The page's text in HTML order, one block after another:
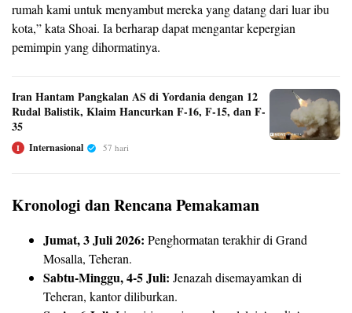
rumah kami untuk menyambut mereka yang datang dari luar ibu
kota,” kata Shoai. Ia berharap dapat mengantar kepergian
pemimpin yang dihormatinya.
Iran Hantam Pangkalan AS di Yordania dengan 12
Rudal Balistik, Klaim Hancurkan F-16, F-15, dan F-
35
I Internasional 57 hari
Kronologi dan Rencana Pemakaman
Jumat, 3 Juli 2026: Penghormatan terakhir di Grand
Mosalla, Teheran.
Sabtu-Minggu, 4-5 Juli: Jenazah disemayamkan di
Teheran, kantor diliburkan.